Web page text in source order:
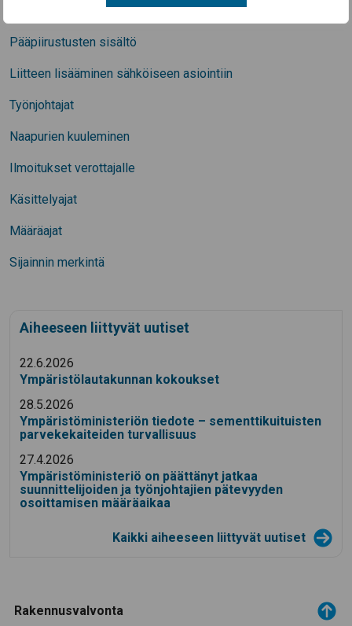
Pääpiirustusten sisältö
Liitteen lisääminen sähköiseen asiointiin
Työnjohtajat
Naapurien kuuleminen
Ilmoitukset verottajalle
Käsittelyajat
Määräajat
Sijainnin merkintä
Aiheeseen liittyvät uutiset
22.6.2026
Ympäristölautakunnan kokoukset
28.5.2026
Ympäristöministeriön tiedote – sementtikuituisten
parvekekaiteiden turvallisuus
27.4.2026
Ympäristöministeriö on päättänyt jatkaa
suunnittelijoiden ja työnjohtajien pätevyyden
osoittamisen määräaikaa
Kaikki aiheeseen liittyvät uutiset
Rakennusvalvonta Toggle menu